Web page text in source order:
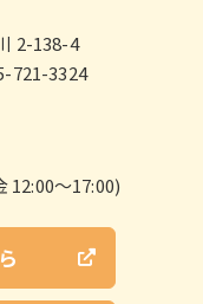
2-138-4
721-3324
12:00～17:00)